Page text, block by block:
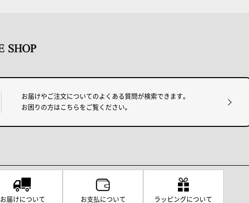
お届けやご注文についてのよくある質問が検索できます。
お困りの方はこちらをご覧ください。
お届けについて お支払について ラッピングについて